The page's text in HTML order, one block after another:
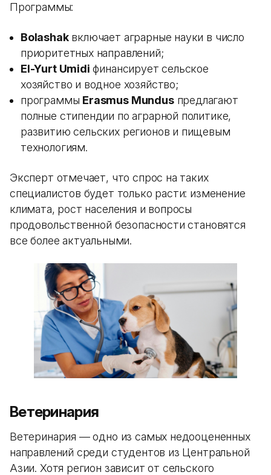
Программы:
Bolashakвключает аграрные науки в число
приоритетных направлений;
El-Yurt Umidi финансирует сельское
хозяйство и водное хозяйство;
программы Erasmus Mundusпредлагают
полные стипендии по аграрной политике,
развитию сельских регионов и пищевым
технологиям.
Эксперт отмечает, что спрос на таких
специалистов будет только расти: изменение
климата, рост населения и вопросы
продовольственной безопасности становятся
все более актуальными.
Ветеринария
Ветеринария — одно из самых недооцененных
направлений среди студентов из Центральной
Азии. Хотя регион зависит от сельского